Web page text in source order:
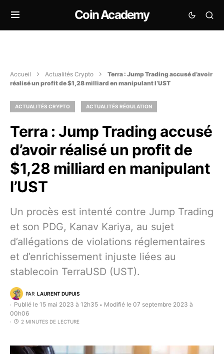
Coin Academy
Accueil Actualités Crypto
Terra : Jump Trading accusé d’avoir
réalisé un profit de $1,28 milliard en manipulant l’UST
ACTUALITÉS CRYPTO ACTUALITÉS RÉGULATION
Terra : Jump Trading accusé
d’avoir réalisé un profit de
$1,28 milliard en manipulant
l’UST
Un procès est intenté contre Jump Trading
et son PDG, Kanav Kariya, au sujet
d’allégations de violations réglementaires
et d’enrichissement injuste liées au
stablecoin TerraUSD (UST).
PAR LAURENT DUPUIS
Publié le 15 mai 2023 à 12h35 • Modifié le 07 septembre 2023 à
00h06
2 MINUTES DE LECTURE